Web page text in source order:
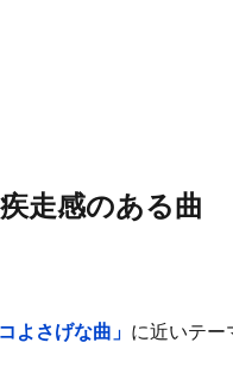
走感のある曲
よさげな曲」 に近いテー